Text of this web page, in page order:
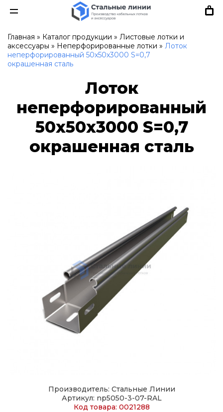
Главная » Каталог продукции » Листовые лотки и
аксессуары » Неперфорированные лотки » Лоток
неперфорированный 50х50х3000 S=0,7
окрашенная сталь
Лоток
неперфорированный
50х50х3000 S=0,7
окрашенная сталь
Производитель: Стальные Линии
Артикул: np5050-3-07-RAL
Код товара: 0021288